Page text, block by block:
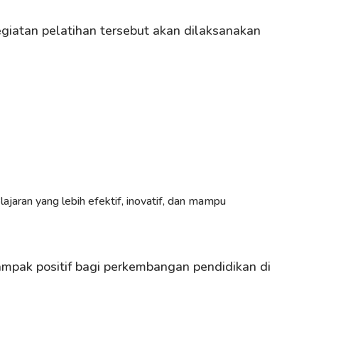
pelatihan tersebut akan dilaksanakan
yang lebih efektif, inovatif, dan mampu
positif bagi perkembangan pendidikan di